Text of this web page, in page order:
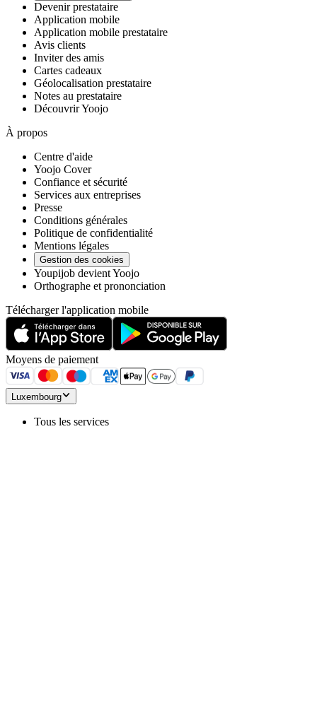
Devenir prestataire
Application mobile
Application mobile prestataire
Avis clients
Inviter des amis
Cartes cadeaux
Géolocalisation prestataire
Notes au prestataire
Découvrir Yoojo
À propos
Centre d'aide
Yoojo Cover
Confiance et sécurité
Services aux entreprises
Presse
Conditions générales
Politique de confidentialité
Mentions légales
Gestion des cookies
Youpijob devient Yoojo
Orthographe et prononciation
Télécharger l'application mobile
Moyens de paiement
Luxembourg
Tous les services